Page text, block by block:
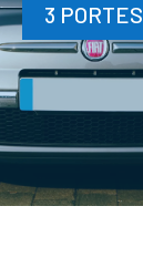
3 PORTES